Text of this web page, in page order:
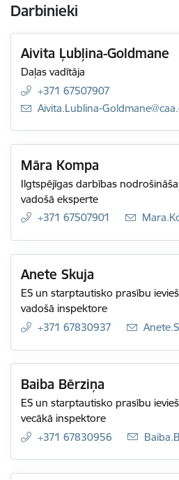
Darbinieki
Aivita Ļubļina-Goldmane
Daļas vadītāja
+371 67507907
E-pasts:
Aivita.Lublina-
Māra Kompa
Ilgtspējīgas darbības
vadošā eksperte
+371 67507901
E-pasts:
Anete Skuja
ES un starptautisko prasību
vadošā inspektore
+371 67830937
E-
Baiba Bērziņa
ES un starptautisko prasību
vecākā inspektore
+371 67830956
E-